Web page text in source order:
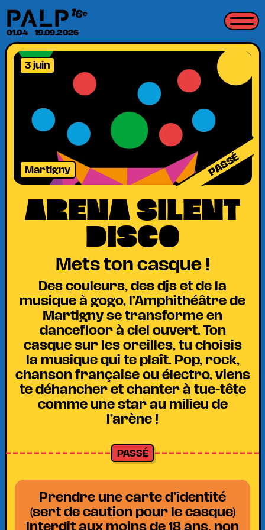
16e
01.04—19.09.2026
3 juin
Martigny PASSÉ
ARENA SILENT
DISCO
Mets ton casque !
Des couleurs, des djs et de la
musique à gogo, l’Amphithéâtre de
Martigny se transforme en
dancefloor à ciel ouvert. Ton
casque sur les oreilles, tu choisis
la musique qui te plaît. Pop, rock,
chanson française ou électro, viens
te déhancher et chanter à tue-tête
comme une star au milieu de
l’arène !
PASSÉ
Prendre une carte d’identité
(sert de caution pour le casque)